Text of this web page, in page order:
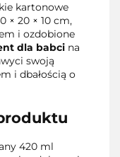
kartonowe
× 20 × 10 cm,
i ozdobione
dla babci na
swoją
i dbałością o
420 ml